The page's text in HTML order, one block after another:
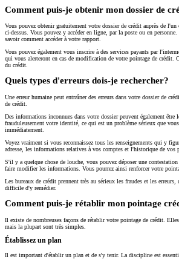
Comment puis-je obtenir mon dossier de
Vous pouvez obtenir gratuitement votre dossier de crédit auprès de l'un
ci-dessus. Vous pouvez y accéder en ligne, par la poste ou en
savoir comment accéder à votre rapport.
Vous pouvez également vous inscrire à des services payants par
qui vous alerteront en cas de modification de votre pointage de crédit.
du crédit.
Quels types d'erreurs dois-je rechercher?
Une erreur humaine peut entraîner des erreurs dans votre dossier de
de crédit.
Des informations inconnues dans votre dossier peuvent également
frauduleusement votre identité, ce qui est un problème sérieux que
immédiatement.
Voyez vraiment si vous reconnaissez tous les renseignements qui y
adresse, les informations relatives à vos comptes et l'historique de vos
S'il y a quelque chose de louche, vous pouvez déposer une
faire modifier les informations. Vous pourrez ainsi renforcer votre
Les bureaux de crédit prennent très au sérieux les fraudes et les
difficile d'y remédier.
Comment puis-je rétablir mon pointage
Il existe de nombreuses façons de rétablir votre pointage de crédit.
mais la plupart sont très simples.
Établissez un plan
Il est important d'établir un plan et de s'y tenir. La discipline est